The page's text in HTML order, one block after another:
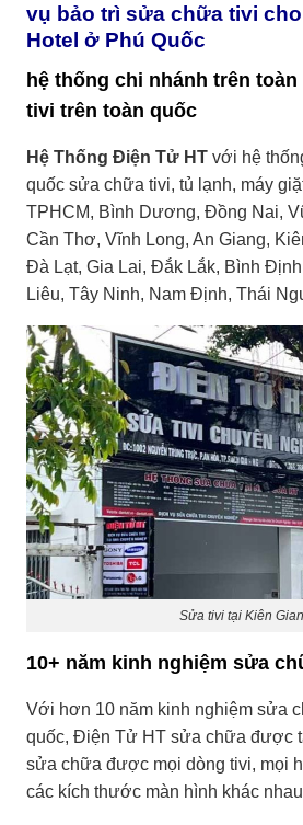
vụ bảo trì sửa chữa tivi
Hotel ở Phú Quốc
hệ thống chi nhánh trên
tivi trên toàn quốc
Hệ Thống Điện Tử HT với hệ
quốc sửa chữa tivi, tủ lạnh, máy
TPHCM, Bình Dương, Đồng Nai,
Cần Thơ, Vĩnh Long, An Giang,
Đà Lạt, Gia Lai, Đắk Lắk, Bình
Liêu, Tây Ninh, Nam Định, Thái
Sửa tivi tại Kiên
10+ năm kinh nghiệm sửa
Với hơn 10 năm kinh nghiệm sửa
quốc, Điện Tử HT sửa chữa được
sửa chữa được mọi dòng tivi, mọi
các kích thước màn hình khác